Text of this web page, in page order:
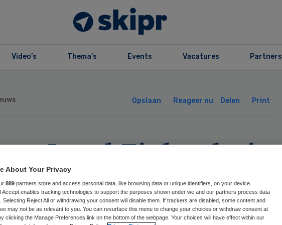
Video’s Thema’s Events Vacatures Partners
Opslaan Reageer nu Delen Print
Ziekenhuis
125 banen
About Your Privacy
889 partners store and access personal data, like browsing data or unique identifiers, on your device.
Accept enables tracking technologies to support the purposes shown under we and our partners process data
Selecting Reject All or withdrawing your consent will disable them. If trackers are disabled, some content and
may not be as relevant to you. You can resurface this menu to change your choices or withdraw consent at
clicking the Manage Preferences link on the bottom of the webpage. Your choices will have effect within our